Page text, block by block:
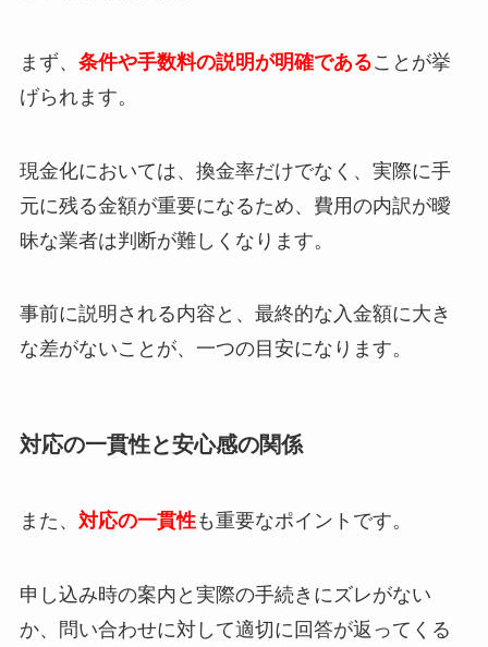
まず、 条件や手数料の説明が明確であることが挙
げられます。
現金化においては、換金率だけでなく、実際に手
元に残る金額が重要になるため、費用の内訳が曖
昧な業者は判断が難しくなります。
事前に説明される内容と、最終的な入金額に大き
な差がないことが、一つの目安になります。
対応の一貫性と安心感の関係
また、 対応の一貫性も重要なポイントです。
申し込み時の案内と実際の手続きにズレがない
か、問い合わせに対して適切に回答が返ってくる